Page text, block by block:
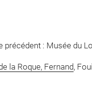
précédent : Musée du
la Roque, Fernand,